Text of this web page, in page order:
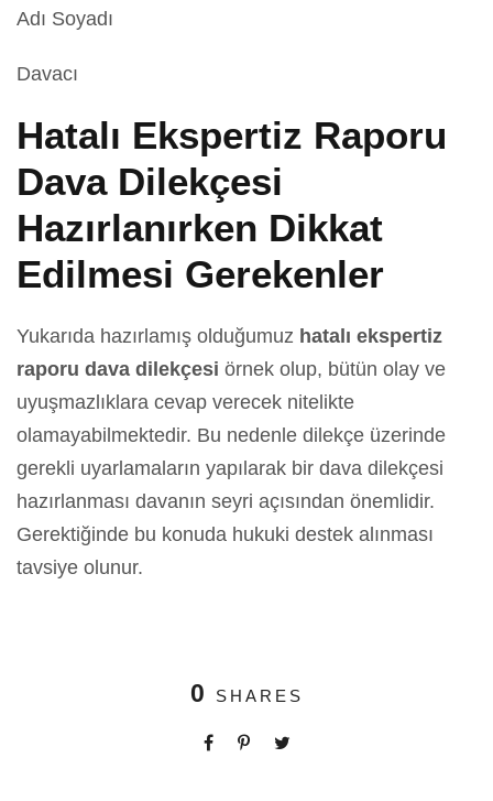
Adı Soyadı
Davacı
Hatalı Ekspertiz Raporu
Dava Dilekçesi
Hazırlanırken Dikkat
Edilmesi Gerekenler
Yukarıda hazırlamış olduğumuz hatalı ekspertiz
raporu dava dilekçesi örnek olup, bütün olay ve
uyuşmazlıklara cevap verecek nitelikte
olamayabilmektedir. Bu nedenle dilekçe üzerinde
gerekli uyarlamaların yapılarak bir dava dilekçesi
hazırlanması davanın seyri açısından önemlidir.
Gerektiğinde bu konuda hukuki destek alınması
tavsiye olunur.
0 SHARES